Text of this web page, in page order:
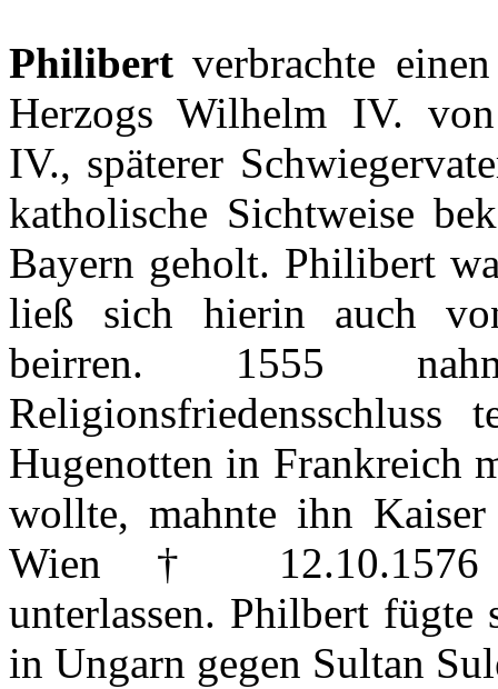
Philibert verbrachte einen
Herzogs Wilhelm IV.
IV., späterer
katholische Sichtweise
Bayern geholt. Philibert
ließ
sich hierin auch
beirren. 1555
Religionsfriedensschluss
Hugenotten in Frankreich
wollte, mahnte ihn
Wien †
unterlassen. Philbert fügte
in Ungarn gegen Sultan